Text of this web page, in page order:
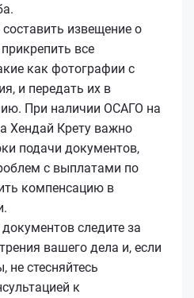
извещение о
все
как фотографии с
и передать их в
При наличии ОСАГО на
Хендай Крету важно
подачи документов,
с выплатами по
компенсацию в
следите за
вашего дела и, если
не стесняйтесь
к